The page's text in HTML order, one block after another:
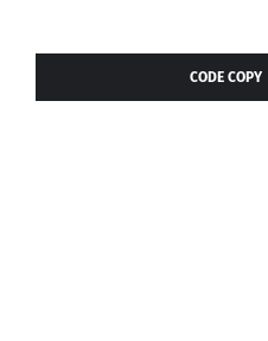
CODE COPY